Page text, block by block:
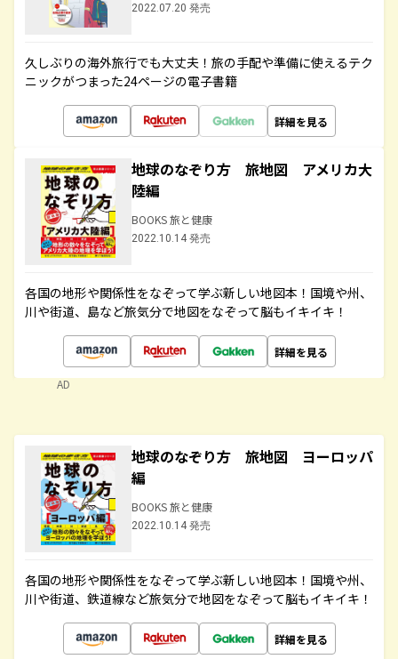
2022.07.20 発売
久しぶりの海外旅行でも大丈夫！旅の手配や準備に使えるテク
ニックがつまった24ページの電子書籍
詳細を見る
地球のなぞり方 旅地図 アメリカ大
陸編
BOOKS 旅と健康
2022.10.14 発売
各国の地形や関係性をなぞって学ぶ新しい地図本！国境や州、
川や街道、島など旅気分で地図をなぞって脳もイキイキ！
詳細を見る
AD
地球のなぞり方 旅地図 ヨーロッパ
編
BOOKS 旅と健康
2022.10.14 発売
各国の地形や関係性をなぞって学ぶ新しい地図本！国境や州、
川や街道、鉄道線など旅気分で地図をなぞって脳もイキイキ！
詳細を見る